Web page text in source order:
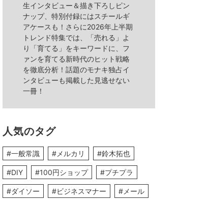
生インタビュー＆描き下ろしピン
ナップ、特別付録にはスチールギ
アケースも！さらに2026年上半期
トレンド特集では、「売れる」よ
り「育てる」をキーワードに、フ
ァンを育てる新時代のヒット戦略
を徹底分析！話題のモナキ独占イ
ンタビューも掲載した見逃せない
一冊！
人気のタグ
#一般常識 #メルカリ #鈴木拓也
#DIY #100円ショップ #プチプラ
#ダイソー #ビジネスマナー #メール